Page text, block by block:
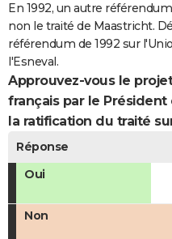
En 1992, un autre
non le traité de Maastricht.
référendum de 1992 sur
l'Esneval.
Approuvez-vous le
français par le
la ratification du traité
Réponse
Oui
Non